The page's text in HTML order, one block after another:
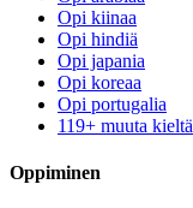
Opi kiinaa
Opi hindiä
Opi japania
Opi koreaa
Opi portugalia
119+ muuta kieltä
Oppiminen